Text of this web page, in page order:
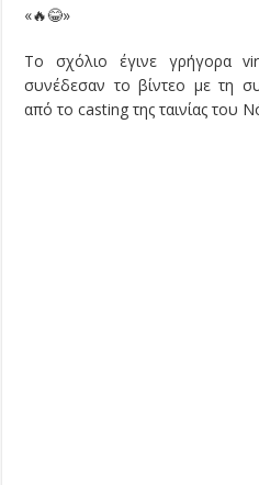
«🔥😂»
Το σχόλιο έγινε γρήγορα
συνέδεσαν το βίντεο με τη
από το casting της ταινίας του